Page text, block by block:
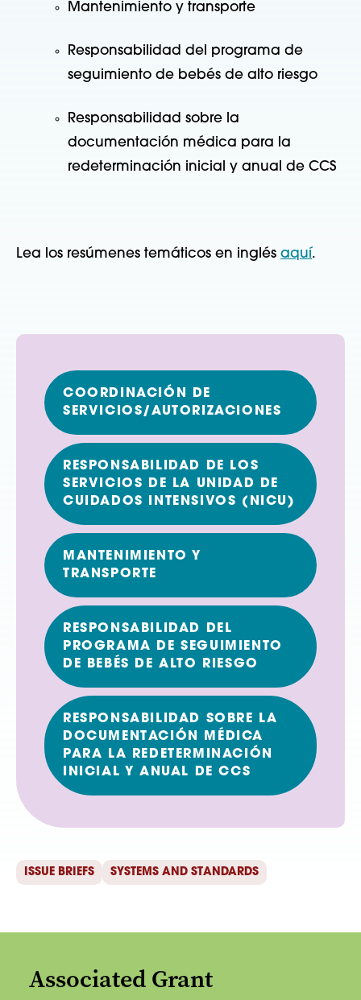
Mantenimiento y transporte
Responsabilidad del programa de
seguimiento de bebés de alto riesgo
Responsabilidad sobre la
documentación médica para la
redeterminación inicial y anual de CCS
Lea los resúmenes temáticos en inglés aquí.
COORDINACIÓN DE
SERVICIOS/AUTORIZACIONES
RESPONSABILIDAD DE LOS
SERVICIOS DE LA UNIDAD DE
CUIDADOS INTENSIVOS (NICU)
MANTENIMIENTO Y
TRANSPORTE
RESPONSABILIDAD DEL
PROGRAMA DE SEGUIMIENTO
DE BEBÉS DE ALTO RIESGO
RESPONSABILIDAD SOBRE LA
DOCUMENTACIÓN MÉDICA
PARA LA REDETERMINACIÓN
INICIAL Y ANUAL DE CCS
ISSUE BRIEFS SYSTEMS AND STANDARDS
Associated Grant